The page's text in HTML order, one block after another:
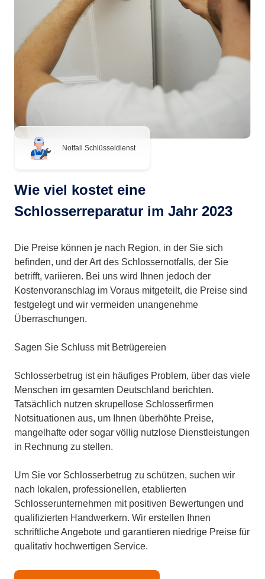
Notfall Schlüsseldienst
Wie viel kostet eine
Schlosserreparatur im Jahr 2023
Die Preise können je nach Region, in der Sie sich
befinden, und der Art des Schlossernotfalls, der Sie
betrifft, variieren. Bei uns wird Ihnen jedoch der
Kostenvoranschlag im Voraus mitgeteilt, die Preise sind
festgelegt und wir vermeiden unangenehme
Überraschungen.
Sagen Sie Schluss mit Betrügereien
Schlosserbetrug ist ein häufiges Problem, über das viele
Menschen im gesamten Deutschland berichten.
Tatsächlich nutzen skrupellose Schlosserfirmen
Notsituationen aus, um Ihnen überhöhte Preise,
mangelhafte oder sogar völlig nutzlose Dienstleistungen
in Rechnung zu stellen.
Um Sie vor Schlosserbetrug zu schützen, suchen wir
nach lokalen, professionellen, etablierten
Schlosserunternehmen mit positiven Bewertungen und
qualifizierten Handwerkern. Wir erstellen Ihnen
schriftliche Angebote und garantieren niedrige Preise für
qualitativ hochwertigen Service.